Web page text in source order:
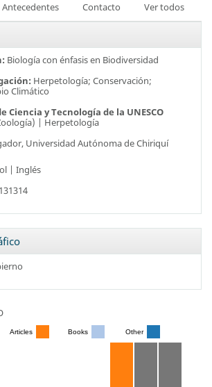
Antecedentes Contacto Ver todos
Biología con énfasis en Biodiversidad
Herpetología; Conservación;
Climático
Ciencia y Tecnología de la UNESCO
| Herpetología
Universidad Autónoma de Chiriquí
| Inglés
Articles Books Other